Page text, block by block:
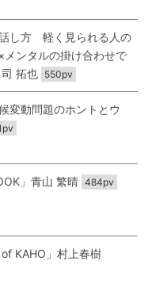
話し方 軽く見られる人の
ンタルの掛け合わせで
拓也
550pv
変動問題のホントとウ
」青山 繁晴 484pv
KAHO」村上春樹